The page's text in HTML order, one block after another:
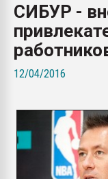
СИБУР -
12/04/2016